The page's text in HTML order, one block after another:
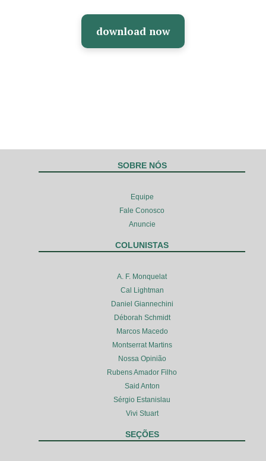
download now
SOBRE NÓS
Equipe
Fale Conosco
Anuncie
COLUNISTAS
A. F. Monquelat
Cal Lightman
Daniel Giannechini
Déborah Schmidt
Marcos Macedo
Montserrat Martins
Nossa Opinião
Rubens Amador Filho
Said Anton
Sérgio Estanislau
Vivi Stuart
SEÇÕES